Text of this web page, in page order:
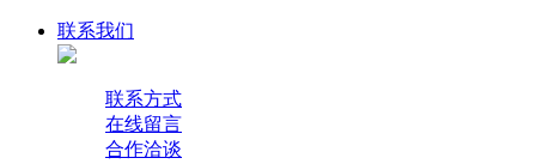
联系我们
联系方式
在线留言
合作洽谈